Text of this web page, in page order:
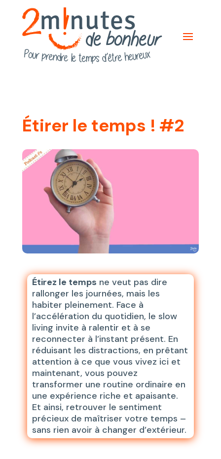
Étirer le temps ! #2
Étirez le temps ne veut pas dire
rallonger les journées, mais les
habiter pleinement. Face à
l’accélération du quotidien, le slow
living invite à ralentir et à se
reconnecter à l’instant présent. En
réduisant les distractions, en prêtant
attention à ce que vous vivez ici et
maintenant, vous pouvez
transformer une routine ordinaire en
une expérience riche et apaisante.
Et ainsi, retrouver le sentiment
précieux de maîtriser votre temps –
sans rien avoir à changer d’extérieur.